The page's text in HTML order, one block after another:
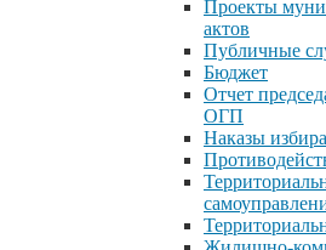
Проекты
актов
Публичные
Бюджет
Отчет
ОГП
Наказы